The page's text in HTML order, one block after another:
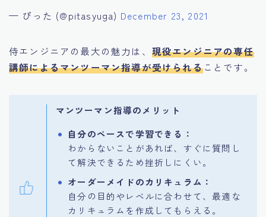
— ぴった (@pitasyuga) December 23, 2021
侍エンジニアの最大の魅力は、 現役エンジニアの専任
講師によるマンツーマン指導が受けられることです。
マンツーマン指導のメリット
自分のペースで学習できる：
わからないことがあれば、すぐに質問し
て解決できるため挫折しにくい。
オーダーメイドのカリキュラム：
自分の目的やレベルに合わせて、最適な
カリキュラムを作成してもらえる。